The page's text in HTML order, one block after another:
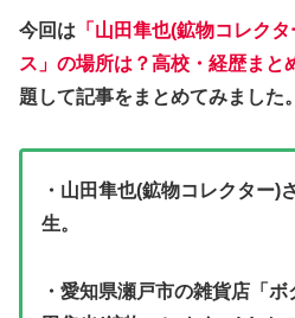
今回は 「山田隼也(鉱物コレク
ス」の場所は？高校・経歴まと
題して記事をまとめてみました。
・山田隼也(鉱物コレクター)
生。
・愛知県瀬戸市の雑貨店「